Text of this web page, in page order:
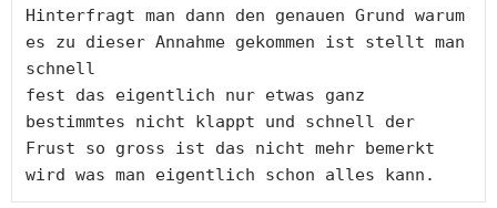
Hinterfragt man dann den genauen Grund warum
es zu dieser Annahme gekommen ist stellt man
schnell
fest das eigentlich nur etwas ganz
bestimmtes nicht klappt und schnell der
Frust so gross ist das nicht mehr bemerkt
wird was man eigentlich schon alles kann.